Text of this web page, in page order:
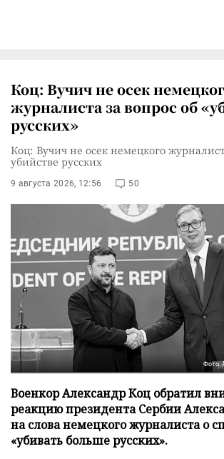
Коц: Вучич не осек
журналиста за вопрос об
русских»
Коц: Вучич не осек немецкого
убийстве русских
9 августа 2026, 12:56 50
Фото:
Военкор Александр Коц обратил
реакцию президента Сербии
на слова немецкого журналиста о
«убивать больше русских».